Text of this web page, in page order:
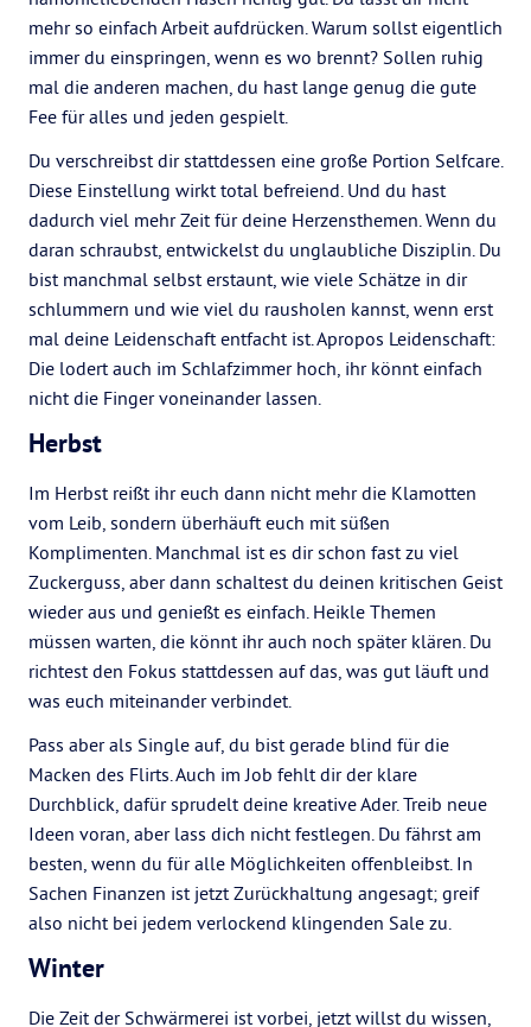
mehr so einfach Arbeit aufdrücken. Warum sollst eigentlich
immer du einspringen, wenn es wo brennt? Sollen ruhig
mal die anderen machen, du hast lange genug die gute
Fee für alles und jeden gespielt.
Du verschreibst dir stattdessen eine große Portion Selfcare.
Diese Einstellung wirkt total befreiend. Und du hast
dadurch viel mehr Zeit für deine Herzensthemen. Wenn du
daran schraubst, entwickelst du unglaubliche Disziplin. Du
bist manchmal selbst erstaunt, wie viele Schätze in dir
schlummern und wie viel du rausholen kannst, wenn erst
mal deine Leidenschaft entfacht ist. Apropos Leidenschaft:
Die lodert auch im Schlafzimmer hoch, ihr könnt einfach
nicht die Finger voneinander lassen.
Herbst
Im Herbst reißt ihr euch dann nicht mehr die Klamotten
vom Leib, sondern überhäuft euch mit süßen
Komplimenten. Manchmal ist es dir schon fast zu viel
Zuckerguss, aber dann schaltest du deinen kritischen Geist
wieder aus und genießt es einfach. Heikle Themen
müssen warten, die könnt ihr auch noch später klären. Du
richtest den Fokus stattdessen auf das, was gut läuft und
was euch miteinander verbindet.
Pass aber als Single auf, du bist gerade blind für die
Macken des Flirts. Auch im Job fehlt dir der klare
Durchblick, dafür sprudelt deine kreative Ader. Treib neue
Ideen voran, aber lass dich nicht festlegen. Du fährst am
besten, wenn du für alle Möglichkeiten offenbleibst. In
Sachen Finanzen ist jetzt Zurückhaltung angesagt; greif
also nicht bei jedem verlockend klingenden Sale zu.
Winter
Die Zeit der Schwärmerei ist vorbei, jetzt willst du wissen,